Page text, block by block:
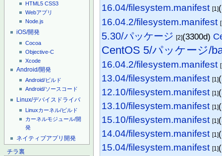
HTML5 CSS3
Webアプリ
Node.js
iOS/開発
Cocoa
Objective-C
Xcode
Android/開発
Android/ビルド
Android/ソースコード
Linux/デバイスドライバ
Linuxカーネル/ビルド
カーネルモジュール/開
発
ネイティブアプリ開発
チラ裏
16.04/filesystem.manifest [1]
16.04.2/filesystem.manifest
5.30/パッケージ [2](3300d)
CentOS 5/パッケージ/
16.04.2/filesystem.manifest
13.04/filesystem.manifest [1]
12.10/filesystem.manifest [1]
13.10/filesystem.manifest [1]
15.10/filesystem.manifest [1]
14.04/filesystem.manifest [1]
15.04/filesystem.manifest [1]